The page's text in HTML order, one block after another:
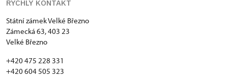
RYCHLÝ KONTAKT
Státní zámek Velké Březno
Zámecká 63, 403 23
Velké Březno
+420 475 228 331
+420 604 505 323